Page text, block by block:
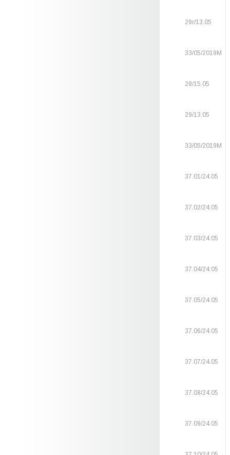
29г/13.05
33/05/2019М
28/15.05
29/13.05
33/05/2019М
37.01/24.05
37.02/24.05
37.03/24.05
37.04/24.05
37.05/24.05
37.06/24.05
37.07/24.05
37.08/24.05
37.09/24.05